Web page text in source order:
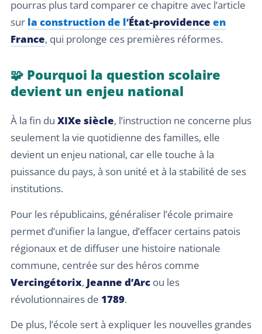
pourras plus tard comparer ce chapitre avec l’article
sur la construction de l’État-providence en
France, qui prolonge ces premières réformes.
🧩 Pourquoi la question scolaire
devient un enjeu national
À la fin du XIXe siècle, l’instruction ne concerne plus
seulement la vie quotidienne des familles, elle
devient un enjeu national, car elle touche à la
puissance du pays, à son unité et à la stabilité de ses
institutions.
Pour les républicains, généraliser l’école primaire
permet d’unifier la langue, d’effacer certains patois
régionaux et de diffuser une histoire nationale
commune, centrée sur des héros comme
Vercingétorix, Jeanne d’Arc ou les
révolutionnaires de 1789.
De plus, l’école sert à expliquer les nouvelles grandes